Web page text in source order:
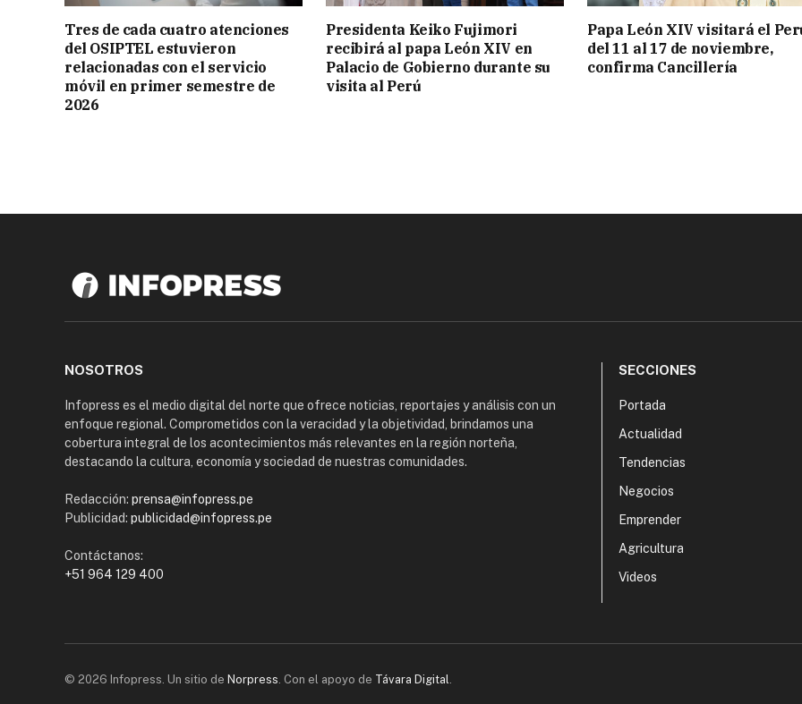
Tres de cada cuatro atenciones
del OSIPTEL estuvieron
relacionadas con el servicio
móvil en primer semestre de
2026
Presidenta Keiko Fujimori
recibirá al papa León XIV en
Palacio de Gobierno durante su
visita al Perú
Papa León XIV visitará el
del 11 al 17 de noviembre,
confirma Cancillería
NOSOTROS
Infopress es el medio digital del norte que ofrece noticias, reportajes y análisis con un
enfoque regional. Comprometidos con la veracidad y la objetividad, brindamos una
cobertura integral de los acontecimientos más relevantes en la región norteña,
destacando la cultura, economía y sociedad de nuestras comunidades.
Redacción: prensa@infopress.pe
Publicidad: publicidad@infopress.pe
Contáctanos:
+51 964 129 400
SECCIONES
Portada
Actualidad
Tendencias
Negocios
Emprender
Agricultura
Videos
© 2026 Infopress. Un sitio de Norpress. Con el apoyo de Távara Digital.